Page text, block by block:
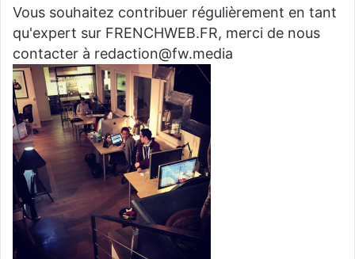
Vous souhaitez contribuer régulièrement en tant
qu'expert sur FRENCHWEB.FR, merci de nous
contacter à redaction@fw.media